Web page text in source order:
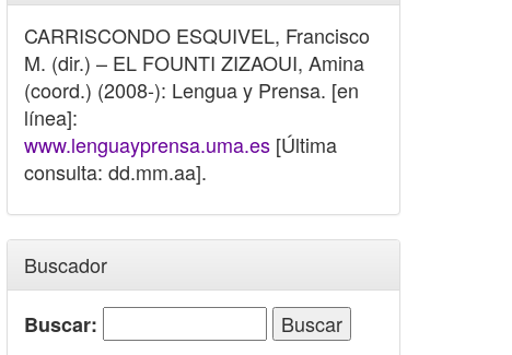
CARRISCONDO ESQUIVEL, Francisco
M. (dir.) – EL FOUNTI ZIZAOUI, Amina
(coord.) (2008-): Lengua y Prensa. [en
línea]:
www.lenguayprensa.uma.es [Última
consulta: dd.mm.aa].
Buscador
Buscar: